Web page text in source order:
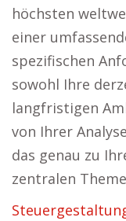
höchsten
einer
spezifischen
sowohl Ihre
langfristigen
von Ihrer
das genau zu
zentralen